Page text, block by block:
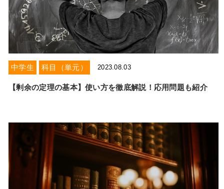
中学生 科目（単元） 2023.08.03
【剰余の定理の基本】使い方を徹底解説！応用問題も紹介